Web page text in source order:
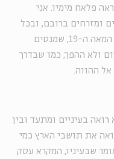
פלאח מימיו. אני
ומזרחים ברובם, ובכל
מקרה ילידים ירושלמים מהחצי שני של המאה ה-19, שמנסים
ולא ההפך, כמו שבדרך
ההווה.
בעיניים ומתעד ובין
את תושבי הארץ כמי
שבעיניו, המקרא עסק